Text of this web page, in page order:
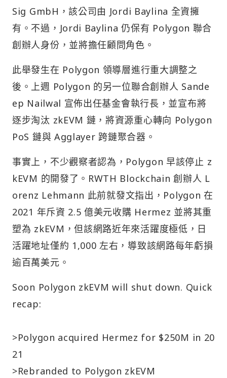
Sig GmbH，該公司由 Jordi Baylina 全資擁
有。不過，Jordi Baylina 仍保有 Polygon 聯合
創辦人身份，並將擔任顧問角色。
此舉發生在 Polygon 領導層進行重大調整之
後。上週 Polygon 的另一位聯合創辦人 Sande
ep Nailwal 宣佈出任基金會執行長，並宣布將
逐步淘汰 zkEVM 鏈，將資源重心轉向 Polygon
PoS 鏈與 Agglayer 跨鏈聚合器。
事實上，不少觀察者認為，Polygon 早該停止 z
kEVM 的開發了。RWTH Blockchain 創辦人 L
orenz Lehmann 此前就發文指出，Polygon 在
2021 年斥資 2.5 億美元收購 Hermez 並將其重
塑為 zkEVM，但該網路近年來活躍度極低，日
活躍地址僅約 1,000 左右，導致該網路每年虧損
逾百萬美元。
Soon Polygon zkEVM will shut down. Quick
recap:
>Polygon acquired Hermez for $250M in 20
21
>Rebranded to Polygon zkEVM